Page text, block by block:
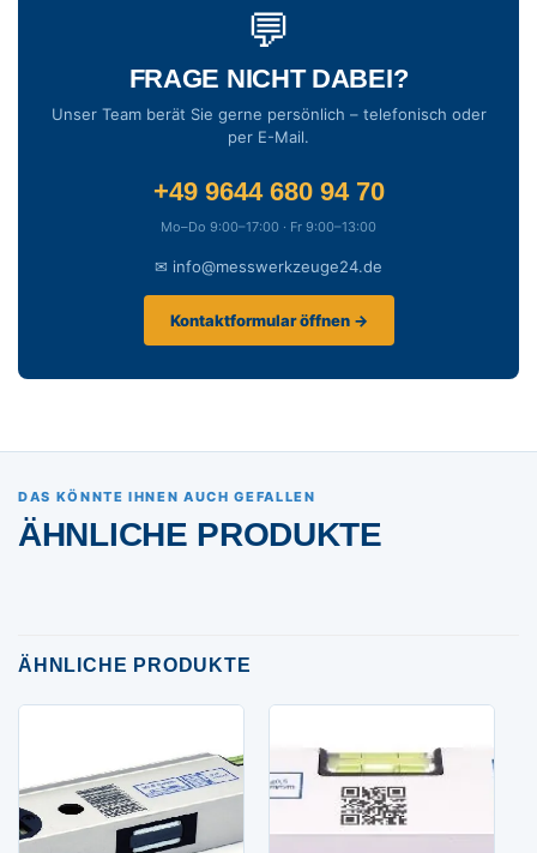
💬
FRAGE NICHT DABEI?
Unser Team berät Sie gerne persönlich – telefonisch oder
per E-Mail.
+49 9644 680 94 70
Mo–Do 9:00–17:00 · Fr 9:00–13:00
✉ info@messwerkzeuge24.de
Kontaktformular öffnen →
DAS KÖNNTE IHNEN AUCH GEFALLEN
ÄHNLICHE PRODUKTE
ÄHNLICHE PRODUKTE